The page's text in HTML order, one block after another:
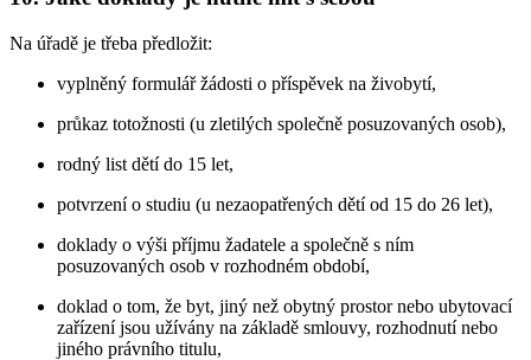
Na úřadě je třeba předložit:
vyplněný formulář žádosti o příspěvek na živobytí,
průkaz totožnosti (u zletilých společně posuzovaných osob),
rodný list dětí do 15 let,
potvrzení o studiu (u nezaopatřených dětí od 15 do 26 let),
doklady o výši příjmu žadatele a společně s ním
posuzovaných osob v rozhodném období,
doklad o tom, že byt, jiný než obytný prostor nebo ubytovací
zařízení jsou užívány na základě smlouvy, rozhodnutí nebo
jiného právního titulu,